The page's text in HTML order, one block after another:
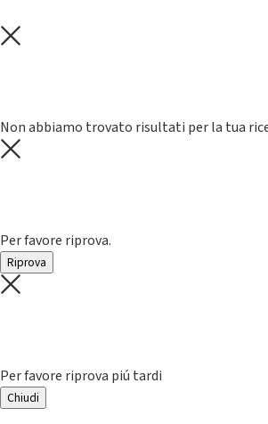
Non abbiamo trovato risultati per la tua
Per favore riprova.
Riprova
Per favore riprova piú tardi
Chiudi